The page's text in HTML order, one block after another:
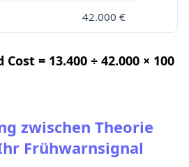
42.000 €
= 13.400 ÷ 42.000 × 100
zwischen Theorie
Frühwarnsignal